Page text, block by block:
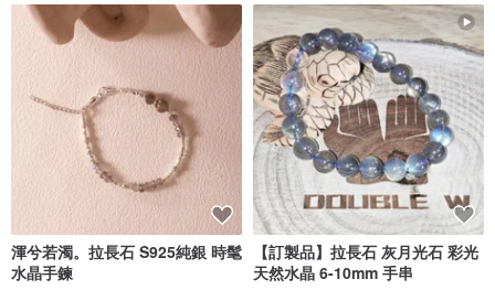
渾兮若濁。拉長石 S925純銀 時髦
水晶手鍊
【訂製品】拉長石 灰月光石 彩光
天然水晶 6-10mm 手串